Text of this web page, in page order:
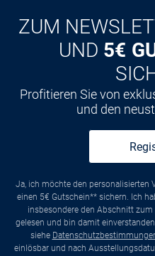
ZUM
UND 5€
Profitieren Sie von
und den
Ja, ich möchte den personalisierten
einen 5€ Gutschein** sichern. Ich
insbesondere den Abschnitt zum
gelesen und bin damit
siehe
einlösbar und nach